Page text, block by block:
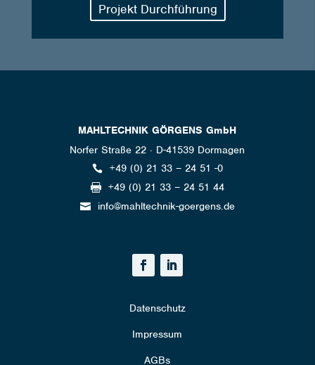
Projekt Durchführung
MAHLTECHNIK GÖRGENS GmbH
Norfer Straße 22 · D-41539 Dormagen
 +49 (0) 21 33 – 24 51 -0
 +49 (0) 21 33 – 24 51 44
 info@mahltechnik-goergens.de
Datenschutz
Impressum
AGBs